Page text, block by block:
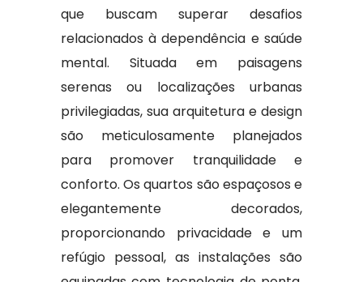
que buscam superar desafios
relacionados à dependência e saúde
mental. Situada em paisagens
serenas ou localizações urbanas
privilegiadas, sua arquitetura e design
são meticulosamente planejados
para promover tranquilidade e
conforto. Os quartos são espaçosos e
elegantemente decorados,
proporcionando privacidade e um
refúgio pessoal, as instalações são